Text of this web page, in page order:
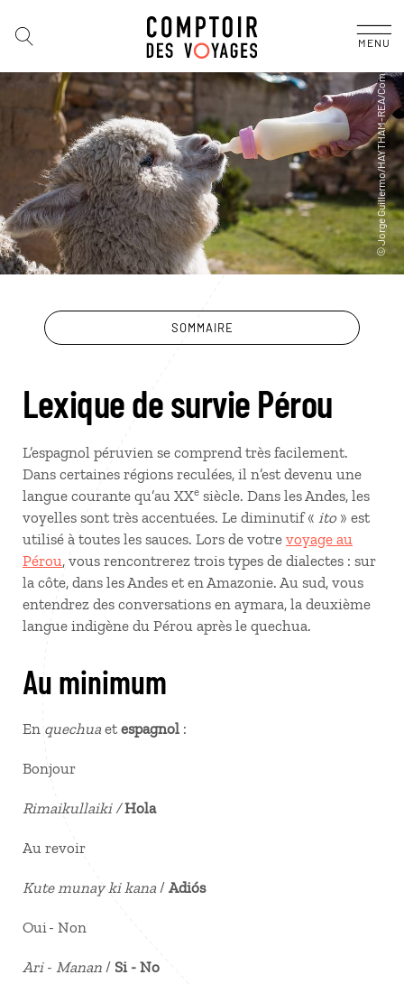
MENU
SOMMAIRE
Lexique de survie Pérou
L’espagnol péruvien se comprend très facilement.
Dans certaines régions reculées, il n’est devenu une
langue courante qu’au XXe siècle. Dans les Andes, les
voyelles sont très accentuées. Le diminutif « ito» est
utilisé à toutes les sauces. Lors de votre voyage au
Pérou, vous rencontrerez trois types de dialectes : sur
la côte, dans les Andes et en Amazonie. Au sud, vous
entendrez des conversations en aymara, la deuxième
langue indigène du Pérou après le quechua.
Au minimum
En quechua et espagnol :
Bonjour
Rimaikullaiki /Hola
Au revoir
Kute munay ki kana / Adiós
Oui - Non
Ari- Manan / Si - No